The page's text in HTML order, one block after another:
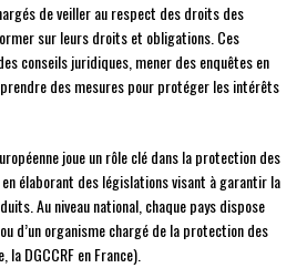
de veiller au respect des droits des
sur leurs droits et obligations. Ces
conseils juridiques, mener des enquêtes en
des mesures pour protéger les intérêts
joue un rôle clé dans la protection des
élaborant des législations visant à garantir la
Au niveau national, chaque pays dispose
d’un organisme chargé de la protection des
DGCCRF en France).